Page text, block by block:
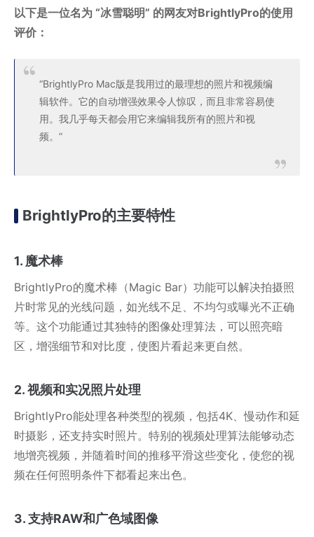
以下是一位名为 “冰雪聪明” 的网友对BrightlyPro的使用
评价：
“BrightlyPro Mac版是我用过的最理想的照片和视频编
辑软件。它的自动增强效果令人惊叹，而且非常容易使
用。我几乎每天都会用它来编辑我所有的照片和视
频。”
BrightlyPro的主要特性
1. 魔术棒
BrightlyPro的魔术棒（Magic Bar）功能可以解决拍摄照
片时常见的光线问题，如光线不足、不均匀或曝光不正确
等。这个功能通过其独特的图像处理算法，可以照亮暗
区，增强细节和对比度，使图片看起来更自然。
2. 视频和实况照片处理
BrightlyPro能处理各种类型的视频，包括4K、慢动作和延
时摄影，还支持实时照片。特别的视频处理算法能够动态
地增亮视频，并随着时间的推移平滑这些变化，使您的视
频在任何照明条件下都看起来出色。
3. 支持RAW和广色域图像